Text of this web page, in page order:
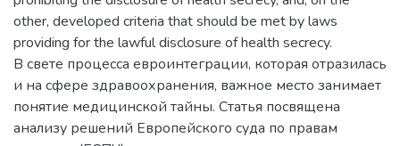
other, developed criteria that should be met by laws
providing for the lawful disclosure of health secrecy.
В свете процесса евроинтеграции, которая отразилась
и на сфере здравоохранения, важное место занимает
понятие медицинской тайны. Статья посвящена
анализу решений Европейского суда по правам